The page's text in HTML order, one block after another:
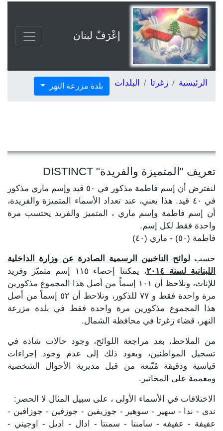
إعْرَفْ لبنان
الرئيسية زغرتا البلدات بلدة مزرعة النهر
تعريف "المتميزة والفريدة" DISTINCT
لنفترض أن إسم فاطمة مذكور في ٥٠ قيد وإسم ماري مذكور
في ٤٠ قيد. هذا يعني، عند تعداد الأسماء المتميزة والفريدة،
أن إسم فاطمة وإسم ماري ، المتميز والفريد يحتسب مرة
واحدة فقط لكل إسم.
فاطمة (٥٠) - ماري (٤٠)
حسبلوائح الناخبين الرسمية الصادرة عن وزارة الداخلية
اللبنانية لسنة ٢٠١٤
، يمكننا إحصاء ١١٥ إسم متميّز وفريد
للإناث، ونلاحظ أن ١٠١ إسماً من أصل هذا المجموع مذكورين
مرة واحدة فقط و ٧٧ للذكور، ونلاحظ أن ٥٢ إسماً من أصل
هذا المجموع مذكورين مرة واحدة فقط في بلدة مزرعة
النهر، قضاء زغرتا في محافظة الشمال.
من الملاحظ، بعد مراجعة اللوائح، وجود حالات شاذة في
تسجيل المواطنين، ويعود ذلك إلى عدم وجود إجراءات
قياسية ودقيقة مُتّبعة من قبل مديرية الأحوال الشخصية
ومعممة على المخاتير.
الاختلافات في الأسماء الأولى ، على سبيل المثال لا الحصر:
ندى - ندا - سهير - سوهير - جوزيفين - جوزفين - جوزافين -
عفيفة - عفيفه - سامنتا - سمنتا - ادال - اديل - اوجيني -